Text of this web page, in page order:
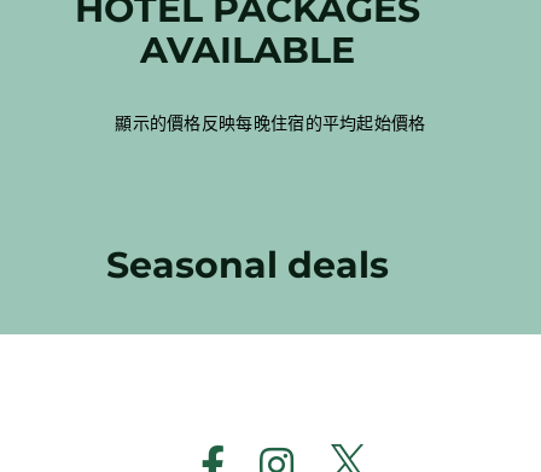
AVAILABLE
顯示的價格反映每晚住宿的平均起始價格
Seasonal deals